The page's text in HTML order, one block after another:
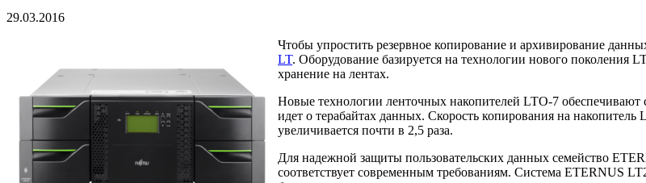
29.03.2016
Чтобы упростить резервное копирование и архивирование
LT. Оборудование базируется на технологии нового поколения
хранение на лентах.
Новые технологии ленточных накопителей LTO-7 обеспечивают
идет о терабайтах данных. Скорость копирования на
увеличивается почти в 2,5 раза.
Для надежной защиты пользовательских данных семейство
соответствует современным требованиям. Система ETERNUS